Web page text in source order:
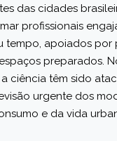
das cidades
profissionais
tempo, apoiados por
preparados.
ciência têm sido
urgente dos
e da vida